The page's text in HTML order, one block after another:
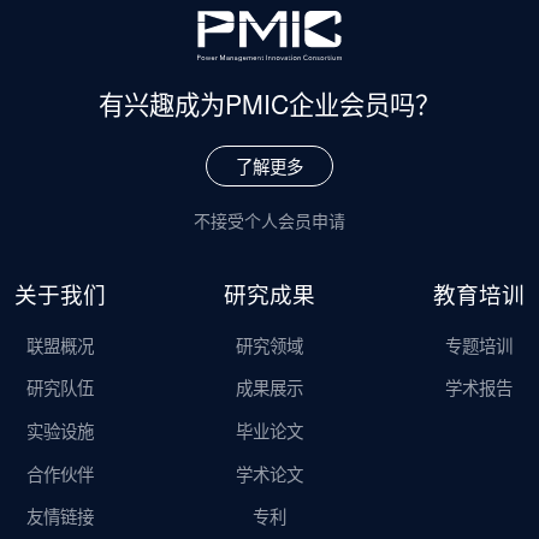
有兴趣成为PMIC企业会员吗？
了解更多
不接受个人会员申请
关于我们
联盟概况
研究队伍
实验设施
合作伙伴
友情链接
研究成果
研究领域
成果展示
毕业论文
学术论文
专利
教育培训
专题培训
学术报告